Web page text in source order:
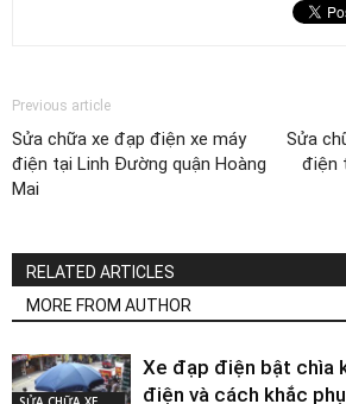
Previous article
Sửa chữa xe đạp điện xe máy
điện tại Linh Đường quận Hoàng
Mai
Sửa
điện
RELATED ARTICLES
MORE FROM AUTHOR
Xe đạp điện bật chìa
điện và cách khắc